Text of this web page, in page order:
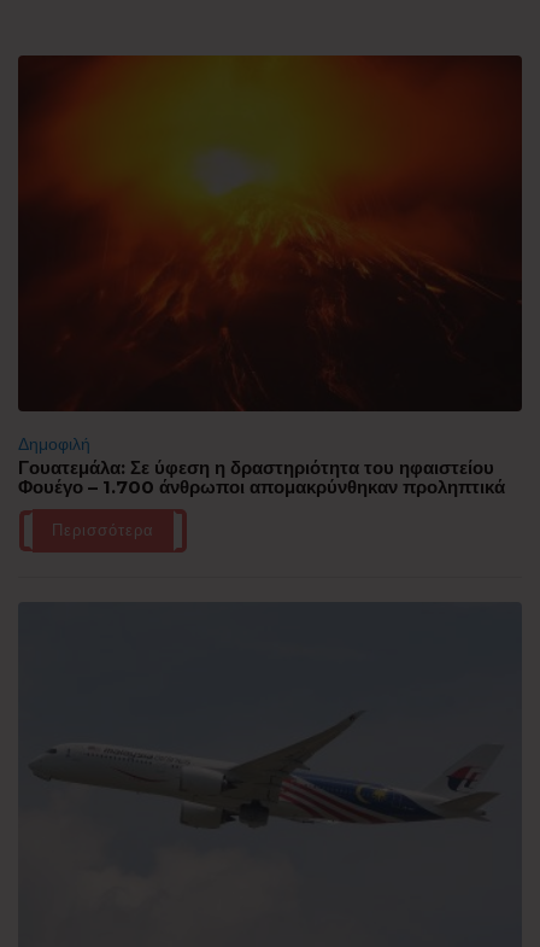
Δημοφιλή
Γουατεμάλα: Σε ύφεση η δραστηριότητα του ηφαιστείου
Φουέγο – 1.700 άνθρωποι απομακρύνθηκαν προληπτικά
Περισσότερα